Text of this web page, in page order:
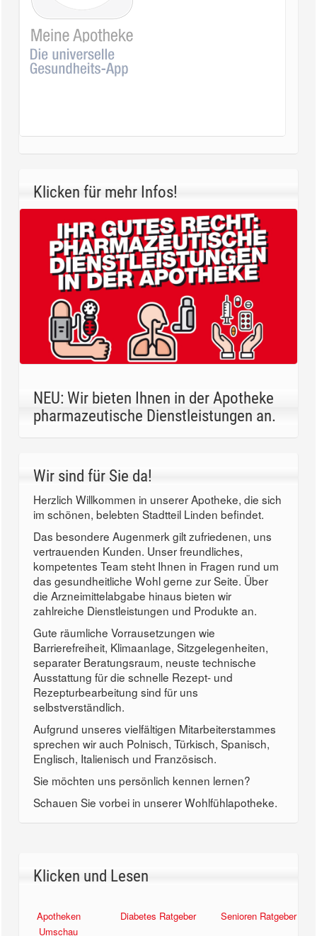
Klicken für mehr Infos!
NEU: Wir bieten Ihnen in der Apotheke
pharmazeutische Dienstleistungen an.
Wir sind für Sie da!
Herzlich Willkommen in unserer Apotheke, die sich
im schönen, belebten Stadtteil Linden befindet.
Das besondere Augenmerk gilt zufriedenen, uns
vertrauenden Kunden. Unser freundliches,
kompetentes Team steht Ihnen in Fragen rund um
das gesundheitliche Wohl gerne zur Seite. Über
die Arzneimittelabgabe hinaus bieten wir
zahlreiche Dienstleistungen und Produkte an.
Gute räumliche Vorrausetzungen wie
Barrierefreiheit, Klimaanlage, Sitzgelegenheiten,
separater Beratungsraum, neuste technische
Ausstattung für die schnelle Rezept- und
Rezepturbearbeitung sind für uns
selbstverständlich.
Aufgrund unseres vielfältigen Mitarbeiterstammes
sprechen wir auch Polnisch, Türkisch, Spanisch,
Englisch, Italienisch und Französisch.
Sie möchten uns persönlich kennen lernen?
Schauen Sie vorbei in unserer Wohlfühlapotheke.
Klicken und Lesen
Apotheken
Umschau
Diabetes Ratgeber Senioren Ratgeber